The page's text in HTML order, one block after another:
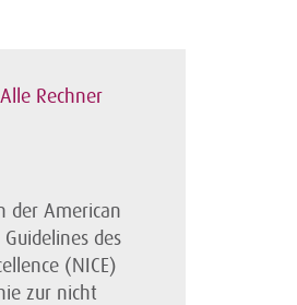
Rechner
der American
des
(NICE)
zur nicht